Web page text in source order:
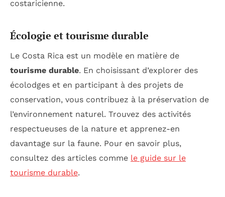
costaricienne.
Écologie et tourisme durable
Le Costa Rica est un modèle en matière de
tourisme durable. En choisissant d’explorer des
écolodges et en participant à des projets de
conservation, vous contribuez à la préservation de
l’environnement naturel. Trouvez des activités
respectueuses de la nature et apprenez-en
davantage sur la faune. Pour en savoir plus,
consultez des articles comme le guide sur le
tourisme durable.